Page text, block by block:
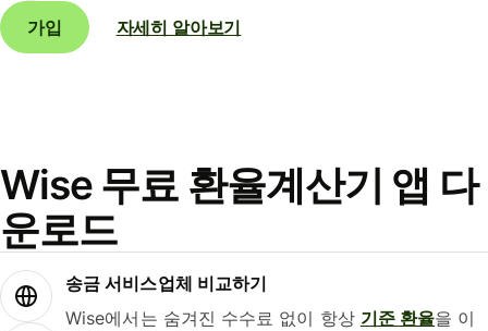
가입
자세히 알아보기
Wise 무료 환율계산기 앱 다
운로드
송금 서비스업체 비교하기
Wise에서는 숨겨진 수수료 없이 항상 기준 환율을 이